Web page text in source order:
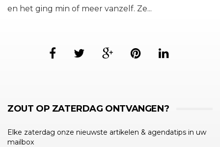
en het ging min of meer vanzelf. Ze...
ZOUT OP ZATERDAG ONTVANGEN?
Elke zaterdag onze nieuwste artikelen & agendatips in uw
mailbox